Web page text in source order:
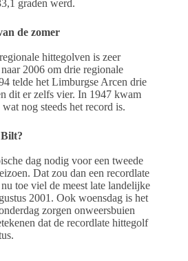
graden werd.
de zomer
hittegolven is zeer
2006 om drie regionale
telde het Limburgse Arcen drie
dit er zelfs vier. In 1947 kwam
nog steeds het record is.
dag nodig voor een tweede
Dat zou dan een recordlate
toe viel de meest late landelijke
2001. Ook woensdag is het
zorgen onweersbuien
dat de recordlate hittegolf